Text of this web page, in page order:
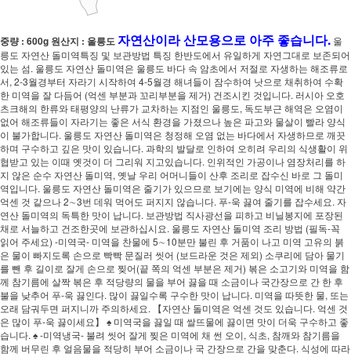
중량 : 600g 원산지 : 울릉도자연산이라 산모용으로 아주 좋습니다. 울
릉도 자연산 돌미역특징 및 보관방법 특징 한반도에서 유일하게 자연그대로 보존되어
있는 섬. 울릉도 자연산 돌미역은 울릉도 바다 속 암초에서 저절로 자생하는 해조류로
서, 2-3월경부터 자라기 시작하여 4-5월경 해녀들이 잠수하여 낫으로 채취하여 수확
한 미역을 잘 다듬어 (억센 부분과 꼬리부분을 제거) 건조시킨 것입니다. 러시아 오호
츠크해의 한류와 태평양의 난류가 교차하는 지점인 울릉도, 독도부근 해역은 오염이
없어 해조류들이 자라기는 좋은 서식 환경을 가졌으나 높은 파고와 물살이 빨라 양식
이 불가합니다. 울릉도 자연산 돌미역은 청정해 오염 없는 바다에서 자생하므로 깨끗
하며 구수하고 깊은 맛이 있습니다. 과학의 발달로 인하여 오히려 우리의 식생활이 위
협받고 있는 이때 옛것이 더 그리워 지고있습니다. 인위적인 가공이나 염장처리를 하
지 않은 순수 자연산 돌미역, 옛날 우리 어머니들이 산후 조리로 잡수신 바로 그 돌미
역입니다. 울릉도 자연산 돌미역은 줄기가 있으므로 보기에는 양식 미역에 비해 약간
억센 것 같으나 2∼3번 데워 먹어도 퍼지지 않습니다. 푸-욱 끓여 줄기를 잡수세요. 자
연산 돌미역의 독특한 맛이 납니다. 보관방법 직사광선을 피하고 비닐봉지에 포장된
채로 서늘하고 건조한곳에 보관하십시요. 울릉도 자연산 돌미역 조리 방법 (필독-꼭
읽어 주세요) -미역국- 미역을 찬물에 5∼10분만 불린 후 거품이 나고 미역 고유의 붉
은 물이 빠지도록 손으로 빡빡 문질러 씻어 (보드라운 것은 제외) 소쿠리에 담아 물기
를 뺀 후 길이로 잘게 손으로 찢어(끝 쪽의 억센 부분은 제거) 볶은 소고기와 미역을 함
께 참기름에 살짝 볶은 후 적당량의 물을 부어 끓을 때 소금이나 국간장으로 간 한 후
불을 낮추어 푸-욱 끓인다. 많이 끓일수록 구수한 맛이 납니다. 미역을 따뜻한 물, 또는
오래 담궈두면 퍼지니까 주의하세요. 【자연산 돌미역은 억센 것도 있습니다. 억센 것
은 많이 푸-욱 끓이세요】 ♠ 미역국을 끓일 때 쌀뜨물에 끓이면 맛이 더욱 구수하고 좋
습니다. ♠ -미역냉국- 불려 씻어 잘게 찢은 미역에 채 썬 오이, 식초, 참깨와 참기름을
함께 버무린 후 얼음물을 적당히 부어 소금이나 국 간장으로 간을 맞춘다. 식성에 따라